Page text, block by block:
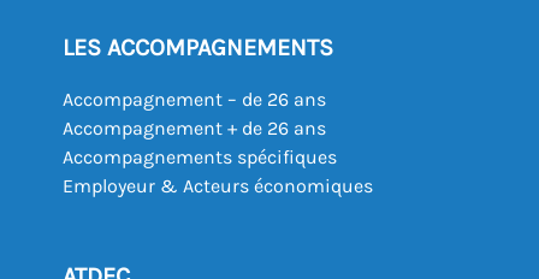
LES ACCOMPAGNEMENTS
Accompagnement – de 26 ans
Accompagnement + de 26 ans
Accompagnements spécifiques
Employeur & Acteurs économiques